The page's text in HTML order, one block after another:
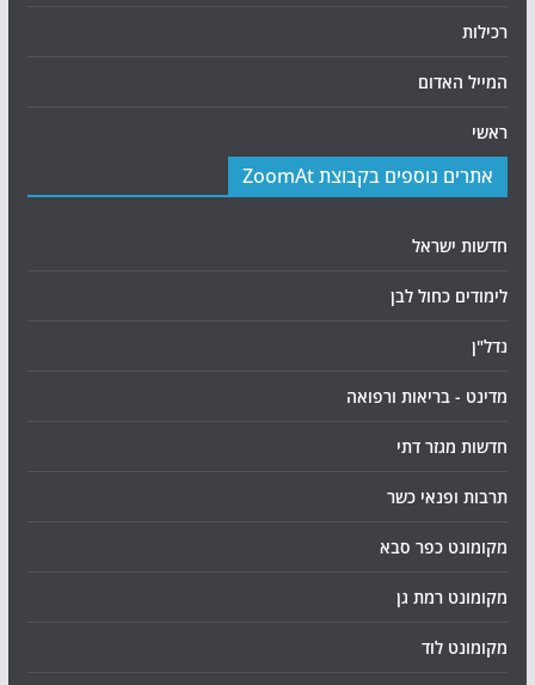
רכילות
המייל האדום
ראשי
אתרים נוספים בקבוצת ZoomAt
חדשות ישראל
לימודים כחול לבן
נדל"ן
מדינט - בריאות ורפואה
חדשות מגזר דתי
תרבות ופנאי כשר
מקומונט כפר סבא
מקומונט רמת גן
מקומונט לוד